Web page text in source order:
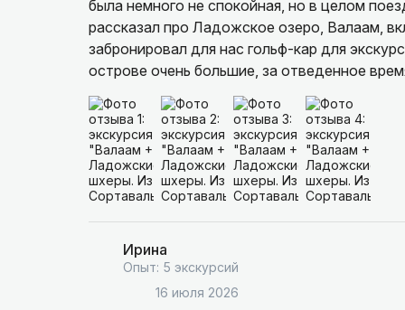
была немного не спокойная, но в целом
рассказал про Ладожское озеро, Валаам,
забронировал для нас гольф-кар для
острове очень большие, за отведенное
Пешком придется ходить очень много.
Гольф-кар рассчитан на 5 человек +
На обратном пути с о.Валаам мы заезжали
красивые места для фотосессии.
Ирина
Опыт: 5 экскурсий
16 июля 2026